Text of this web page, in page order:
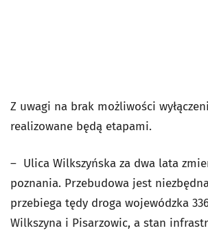
Z uwagi na brak możliwości
realizowane będą etapami.
– Ulica Wilkszyńska za dwa lata
poznania. Przebudowa jest
przebiega tędy droga wojewódzka
Wilkszyna i Pisarzowic, a stan